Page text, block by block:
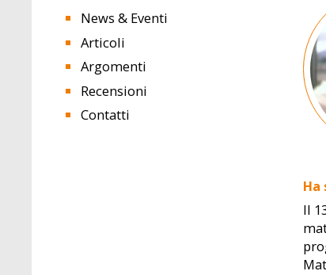
News & Eventi
Articoli
Argomenti
Recensioni
Contatti
Il